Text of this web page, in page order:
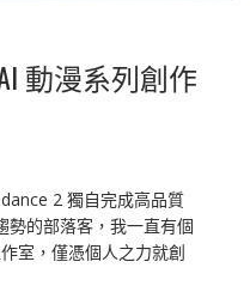
動漫系列創作
2 獨自完成高品質
勢的部落客，我一直有個
室，僅憑個人之力就創